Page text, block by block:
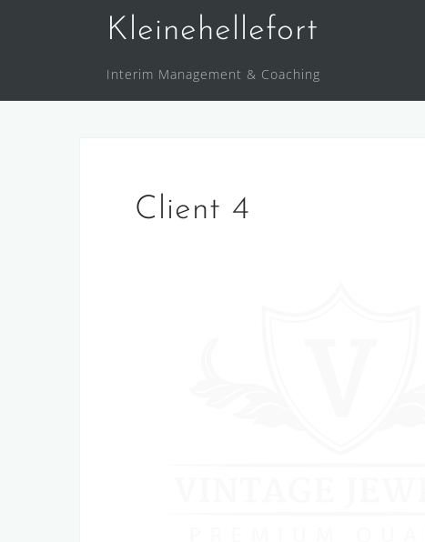
Kleinehellefort
Interim Management & Coaching
Client 4